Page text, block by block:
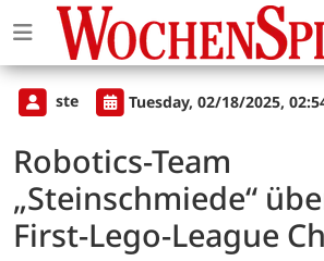
ste Tuesday, 02/18/2025,
Robotics-Team
„Steinschmiede“
First-Lego-League